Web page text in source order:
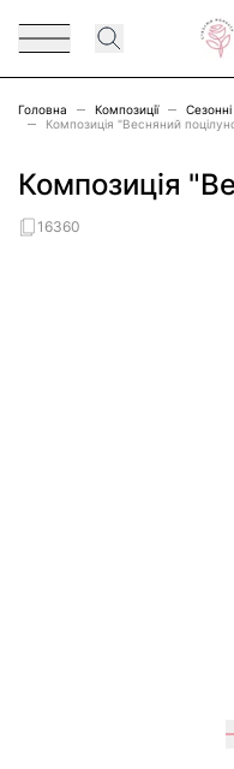
Головна Композиції
Сезонні
Композиція "Весняний
Композиція
16360